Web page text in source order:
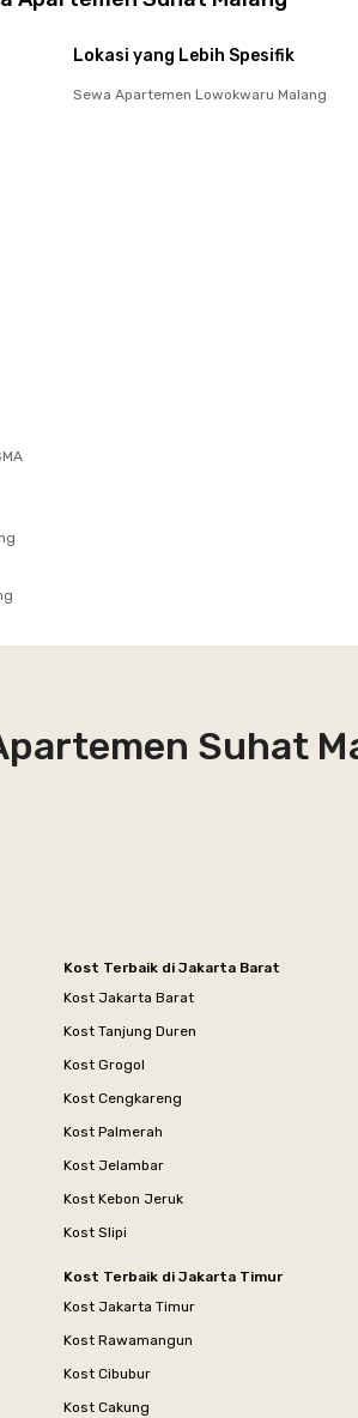
Lokasi yang Lebih Spesifik
Sewa Apartemen Lowokwaru Malang
Suhat
Kost Terbaik di Jakarta Barat
Kost Jakarta Barat
Kost Tanjung Duren
Kost Grogol
Kost Cengkareng
Kost Palmerah
Kost Jelambar
Kost Kebon Jeruk
Kost Slipi
Kost Terbaik di Jakarta Timur
Kost Jakarta Timur
Kost Rawamangun
Kost Cibubur
Kost Cakung